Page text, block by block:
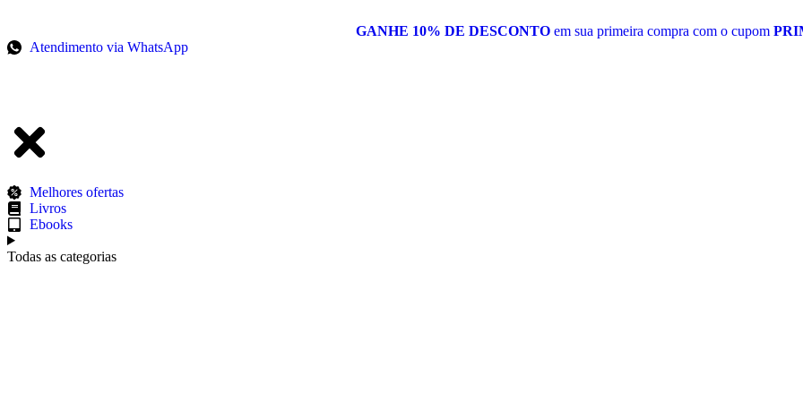
GANHE 10% DE DESCONTO em sua primeira compra com o cupom
Atendimento via WhatsApp
Melhores ofertas
Livros
Ebooks
Todas as categorias